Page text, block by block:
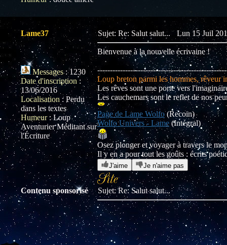
Lame37
Messages:1230
Date d'inscription :
13/06/2016
Localisation: Perdu
dans les textes
Humeur:Loup
Aventurier Méditant sur
l'Écriture
Sujet: Re: Salut salut... Lun 15 Juil
Bienvenue à la nouvelle écrivaine !
Loup breton parmi les hommes, rêveur
Les rêves sont une porte vers
Les cauchemars sont le reflet de nos
Page de Lame Wolfo(Recoin)
Wolfo Univers - Lame (Intégral)
Osez plonger et voyager à travers le
Il y en a pour tout les goûts : écrits
J'aime Je n'aime pas
Contenu sponsorisé Sujet: Re: Salut salut...